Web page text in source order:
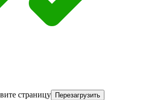
страницу Перезагрузить